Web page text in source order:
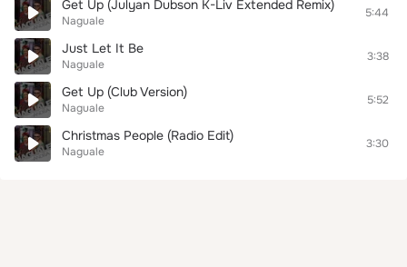
Get Up (Julyan Dubson K-Liv Extended Remix)
Naguale
5:44
Just Let It Be
Naguale
3:38
Get Up (Club Version)
Naguale
5:52
Christmas People (Radio Edit)
Naguale
3:30